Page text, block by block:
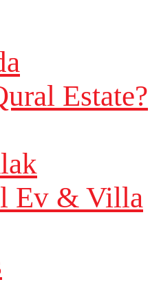
Estate?
Ev & Villa